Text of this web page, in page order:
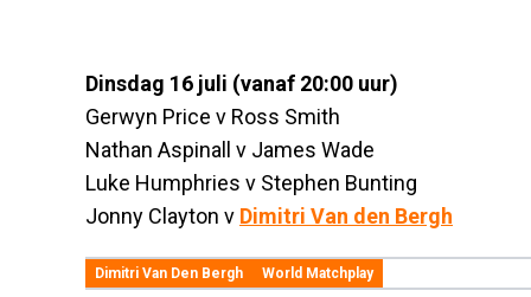
Dinsdag 16 juli (vanaf 20:00 uur)
Gerwyn Price v Ross Smith
Nathan Aspinall v James Wade
Luke Humphries v Stephen Bunting
Jonny Clayton v Dimitri Van den Bergh
Dimitri Van Den Bergh World Matchplay